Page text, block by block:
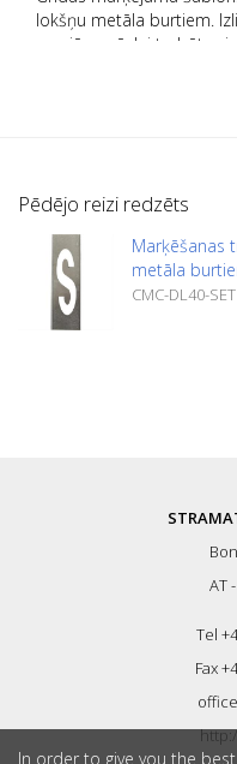
lokšņu metāla burtiem.
garajā pusē, lai to būtu
Pēdējo reizi redzēts
Marķēšanas
metāla
CMC-DL40-
AT
Tel
Fax
In order to give you the